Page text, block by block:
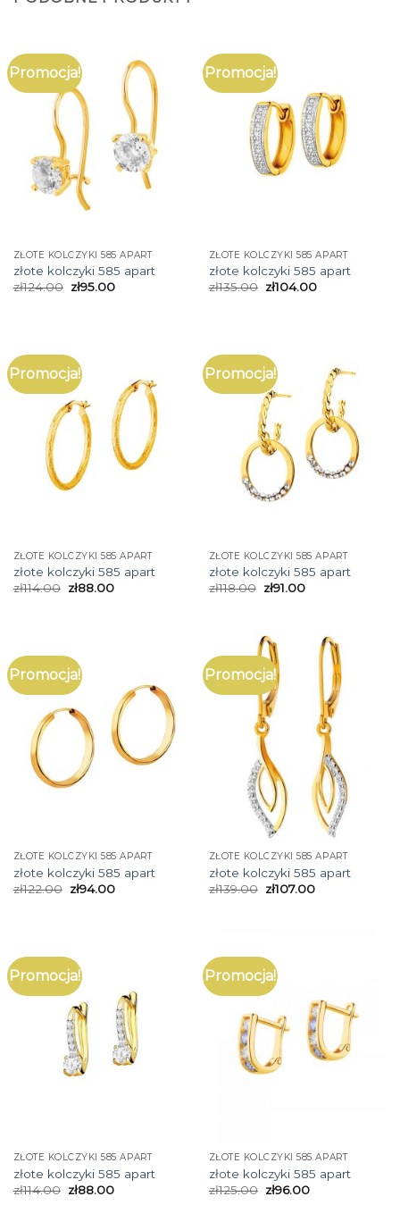
Promocja!
ZŁOTE KOLCZYKI 585 APART
złote kolczyki 585 apart
zł124.00 zł95.00
Promocja!
ZŁOTE KOLCZYKI 585 APART
złote kolczyki 585 apart
zł135.00 zł104.00
Promocja!
ZŁOTE KOLCZYKI 585 APART
złote kolczyki 585 apart
zł114.00 zł88.00
Promocja!
ZŁOTE KOLCZYKI 585 APART
złote kolczyki 585 apart
zł118.00 zł91.00
Promocja!
ZŁOTE KOLCZYKI 585 APART
złote kolczyki 585 apart
zł122.00 zł94.00
Promocja!
ZŁOTE KOLCZYKI 585 APART
złote kolczyki 585 apart
zł139.00 zł107.00
Promocja!
ZŁOTE KOLCZYKI 585 APART
złote kolczyki 585 apart
zł114.00 zł88.00
Promocja!
ZŁOTE KOLCZYKI 585 APART
złote kolczyki 585 apart
zł125.00 zł96.00